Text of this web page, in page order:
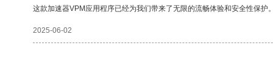
这款加速器VPM应用程序已经为我们带来了无限的流畅体验和安全性保护
2025-06-02